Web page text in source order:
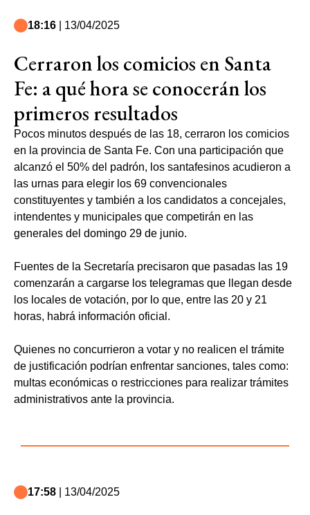
18:16 | 13/04/2025
Cerraron los comicios en Santa
Fe: a qué hora se conocerán los
primeros resultados
Pocos minutos después de las 18, cerraron los comicios
en la provincia de Santa Fe. Con una participación que
alcanzó el 50% del padrón, los santafesinos acudieron a
las urnas para elegir los 69 convencionales
constituyentes y también a los candidatos a concejales,
intendentes y municipales que competirán en las
generales del domingo 29 de junio.
Fuentes de la Secretaría precisaron que pasadas las 19
comenzarán a cargarse los telegramas que llegan desde
los locales de votación, por lo que, entre las 20 y 21
horas, habrá información oficial.
Quienes no concurrieron a votar y no realicen el trámite
de justificación podrían enfrentar sanciones, tales como:
multas económicas o restricciones para realizar trámites
administrativos ante la provincia.
17:58 | 13/04/2025